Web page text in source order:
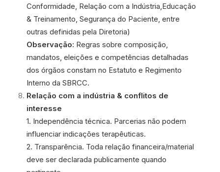
Conformidade, Relação com a Indústria,Educação
& Treinamento, Segurança do Paciente, entre
outras definidas pela Diretoria)
Observação: Regras sobre composição,
mandatos, eleições e competências detalhadas
dos órgãos constam no Estatuto e Regimento
Interno da SBRCC.
Relação com a indústria & conflitos de
interesse
1. Independência técnica. Parcerias não podem
influenciar indicações terapêuticas.
2. Transparência. Toda relação financeira/material
deve ser declarada publicamente quando